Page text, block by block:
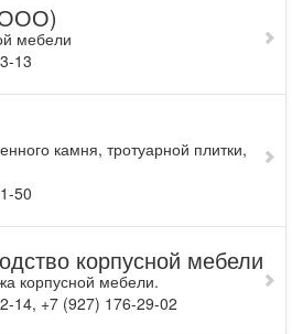
мебели
13
камня, тротуарной плитки,
50
корпусной мебели
корпусной мебели.
14, +7 (927) 176-29-02